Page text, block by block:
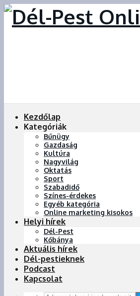
Kezdőlap
Kategóriák
Bűnügy
Gazdaság
Kultúra
Nagyvilág
Oktatás
Sport
Szabadidő
Színes-érdekes
Egyéb kategória
Online marketing kisokos
Helyi hírek
Dél-Pest
Kőbánya
Aktuális hírek
Dél-pestieknek
Podcast
Kapcsolat